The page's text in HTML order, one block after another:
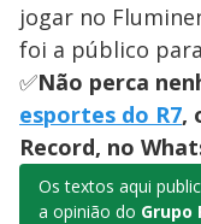
jogar no
foi a público
✅Não perca
esportes do R7,
Record, no
Os textos aqui
a opinião do Grupo